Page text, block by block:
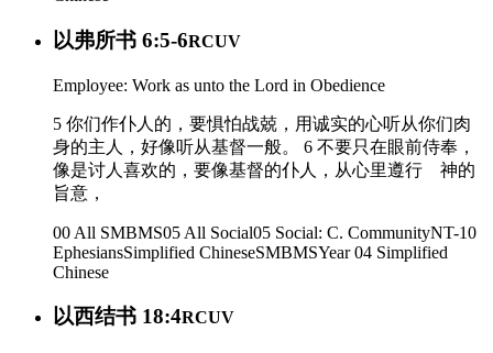
以弗所书 6:5-6RCUV
Employee: Work as unto the Lord in Obedience
5 你们作仆人的，要惧怕战兢，用诚实的心听从你们肉
身的主人，好像听从基督一般。 6 不要只在眼前侍奉，
像是讨人喜欢的，要像基督的仆人，从心里遵行 神的
旨意，
00 All SMBMS05 All Social05 Social: C. CommunityNT-10
EphesiansSimplified ChineseSMBMSYear 04 Simplified
Chinese
以西结书 18:4RCUV